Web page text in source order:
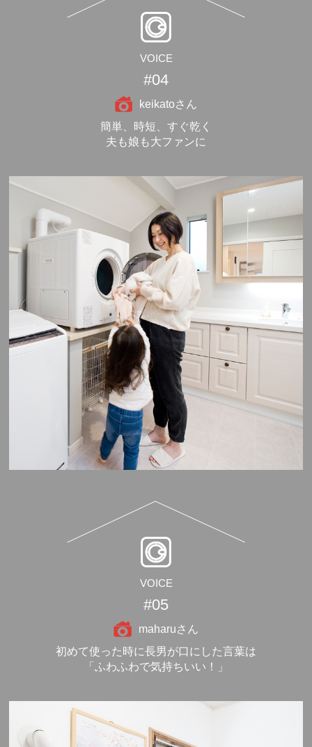
VOICE
#04
keikatoさん
簡単、時短、すぐ乾く
夫も娘も大ファンに
VOICE
#05
maharuさん
初めて使った時に長男が口にした言葉は
「ふわふわで気持ちいい！」